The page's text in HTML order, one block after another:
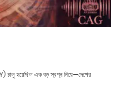
চালু হয়েছিল এক বড় স্বপ্ন নিয়ে—দেশের